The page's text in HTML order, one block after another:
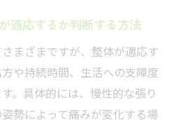
適応するか判断する方法
まざまですが、整体が適応す
や持続時間、生活への支障度
。具体的には、慢性的な張り
勢によって痛みが変化する場